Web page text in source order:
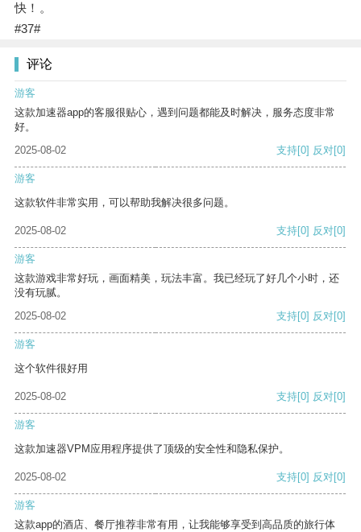
快！。
#37#
评论
游客
这款加速器app的客服很贴心，遇到问题都能及时解决，服务态度非常
好。
2025-08-02
支持[0] 反对[0]
游客
这款软件非常实用，可以帮助我解决很多问题。
2025-08-02 支持[0] 反对[0]
游客
这款游戏非常好玩，画面精美，玩法丰富。我已经玩了好几个小时，还
没有玩腻。
2025-08-02
支持[0] 反对[0]
游客
这个软件很好用
2025-08-02 支持[0] 反对[0]
游客
这款加速器VPM应用程序提供了顶级的安全性和隐私保护。
2025-08-02 支持[0] 反对[0]
游客
这款app的酒店、餐厅推荐非常有用，让我能够享受到高品质的旅行体